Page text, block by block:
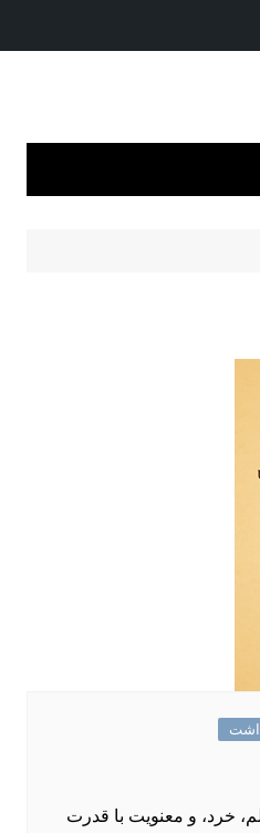
خرد، و معنویت با قدرت